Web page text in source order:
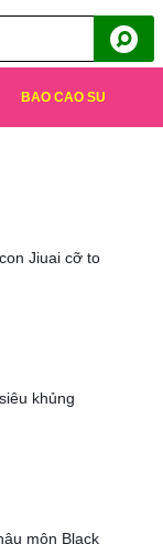
BAO CAO SU
Jiuai cỡ to
khủng
môn Black